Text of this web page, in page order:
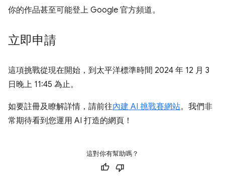
你的作品甚至可能登上 Google 官方頻道。
立即申請
這項挑戰從現在開始，到太平洋標準時間 2024 年 12 月 3
日晚上 11:45 為止。
如要註冊及瞭解詳情，請前往內建 AI 挑戰賽網站。我們非
常期待看到您運用 AI 打造的網頁！
這對你有幫助嗎？